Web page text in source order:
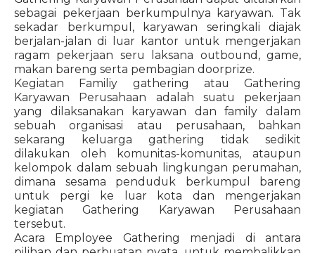
sebagai pekerjaan berkumpulnya karyawan. Tak
sekadar berkumpul, karyawan seringkali diajak
berjalan-jalan di luar kantor untuk mengerjakan
ragam pekerjaan seru laksana outbound, game,
makan bareng serta pembagian doorprize.
Kegiatan Familiy gathering atau Gathering
Karyawan Perusahaan adalah suatu pekerjaan
yang dilaksanakan karyawan dan family dalam
sebuah organisasi atau perusahaan, bahkan
sekarang keluarga gathering tidak sedikit
dilakukan oleh komunitas-komunitas, ataupun
kelompok dalam sebuah lingkungan perumahan,
dimana sesama penduduk berkumpul bareng
untuk pergi ke luar kota dan mengerjakan
kegiatan Gathering Karyawan Perusahaan
tersebut.
Acara Employee Gathering menjadi di antara